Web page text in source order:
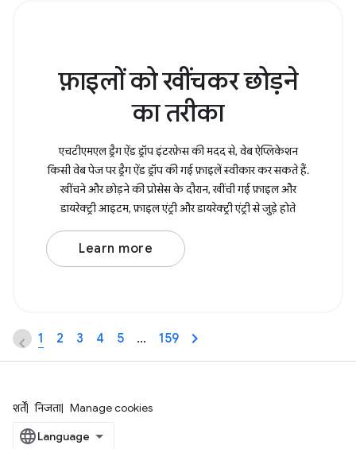
फ़ाइलों को खींचकर छोड़ने
का तरीका
एचटीएमएल ड्रैग ऐंड ड्रॉप इंटरफ़ेस की मदद से, वेब ऐप्लिकेशन
किसी वेब पेज पर ड्रैग ऐंड ड्रॉप की गई फ़ाइलें स्वीकार कर सकते हैं.
खींचने और छोड़ने की प्रोसेस के दौरान, खींची गई फ़ाइल और
डायरेक्ट्री आइटम, फ़ाइल एंट्री और डायरेक्ट्री एंट्री से जुड़े होते
Learn more
1 2 3 4 5 … 159
शर्तें निजता Manage cookies